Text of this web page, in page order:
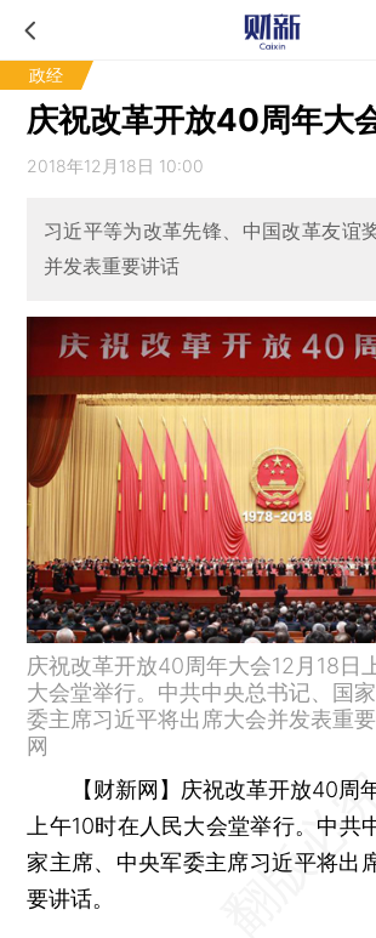
政经
庆祝改革开放40周年大
2018年12月18日 10:00
习近平等为改革先锋、中国改革友谊
并发表重要讲话
庆祝改革开放40周年大会12月18日
大会堂举行。中共中央总书记、国
委主席习近平将出席大会并发表重
网
【财新网】 庆祝改革开放40周
上午10时在人民大会堂举行。中共
家主席、中央军委主席习近平将出
要讲话。